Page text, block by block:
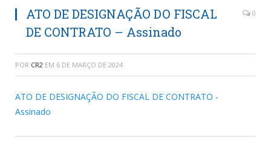
ATO DE DESIGNAÇÃO DO FISCAL
DE CONTRATO – Assinado
0
POR CR2 EM 6 DE MARÇO DE 2024
ATO DE DESIGNAÇÃO DO FISCAL DE CONTRATO -
Assinado